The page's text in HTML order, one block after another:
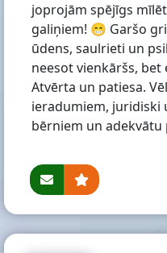
joprojām spējīgs
galiņiem! 😁 Garšo
ūdens, saulrieti un
neesot vienkāršs,
Atvērta un patiesa.
ieradumiem, juridiski
bērniem un adekvātu